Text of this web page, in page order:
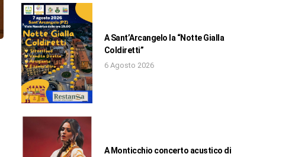
A Sant’Arcangelo la “Notte Gialla
Coldiretti”
6 Agosto 2026
A Monticchio concerto acustico di